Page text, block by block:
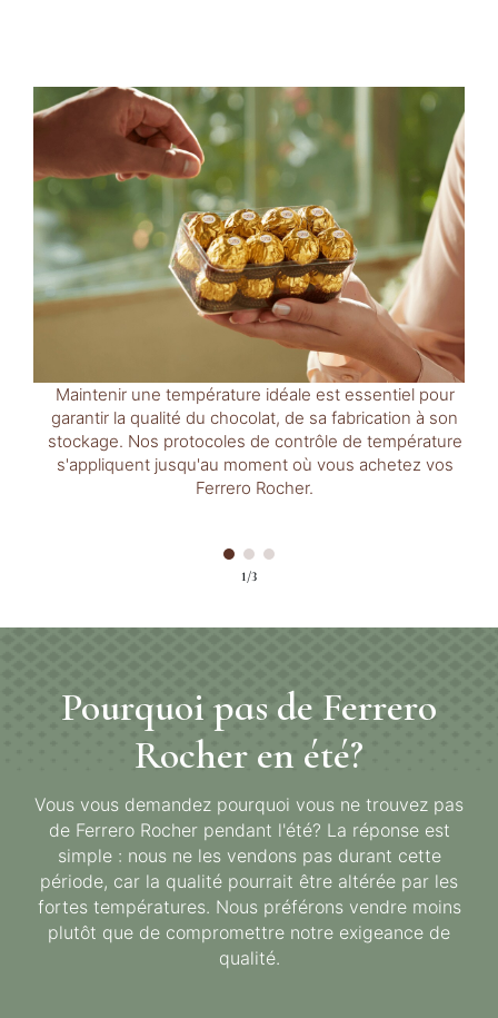
Maintenir une température idéale est essentiel pour
garantir la qualité du chocolat, de sa fabrication à son
stockage. Nos protocoles de contrôle de température
s'appliquent jusqu'au moment où vous achetez vos
Ferrero Rocher.
1/3
Pourquoi pas de Ferrero
Rocher en été?
Vous vous demandez pourquoi vous ne trouvez pas
de Ferrero Rocher pendant l'été? La réponse est
simple : nous ne les vendons pas durant cette
période, car la qualité pourrait être altérée par les
fortes températures. Nous préférons vendre moins
plutôt que de compromettre notre exigeance de
qualité.